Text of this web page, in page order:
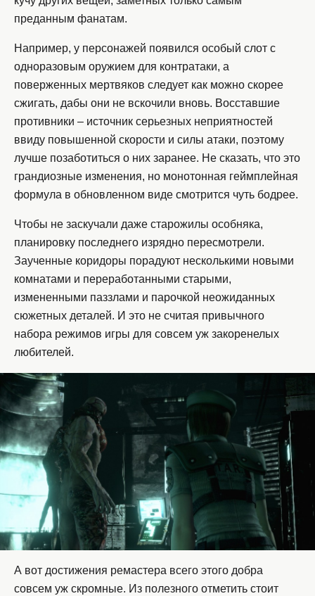
преданным фанатам.
Например, у персонажей появился особый слот с
одноразовым оружием для контратаки, а
поверженных мертвяков следует как можно скорее
сжигать, дабы они не вскочили вновь. Восставшие
противники – источник серьезных неприятностей
ввиду повышенной скорости и силы атаки, поэтому
лучше позаботиться о них заранее. Не сказать, что это
грандиозные изменения, но монотонная геймплейная
формула в обновленном виде смотрится чуть бодрее.
Чтобы не заскучали даже старожилы особняка,
планировку последнего изрядно пересмотрели.
Заученные коридоры порадуют несколькими новыми
комнатами и переработанными старыми,
измененными паззлами и парочкой неожиданных
сюжетных деталей. И это не считая привычного
набора режимов игры для совсем уж закоренелых
любителей.
А вот достижения ремастера всего этого добра
совсем уж скромные. Из полезного отметить стоит